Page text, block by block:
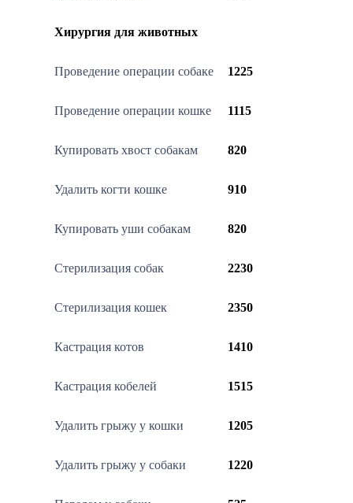
Хирургия для животных
Проведение операции собаке 1225
Проведение операции кошке 1115
Купировать хвост собакам 820
Удалить когти кошке 910
Купировать уши собакам 820
Стерилизация собак 2230
Стерилизация кошек 2350
Кастрация котов 1410
Кастрация кобелей 1515
Удалить грыжу у кошки 1205
Удалить грыжу у собаки 1220